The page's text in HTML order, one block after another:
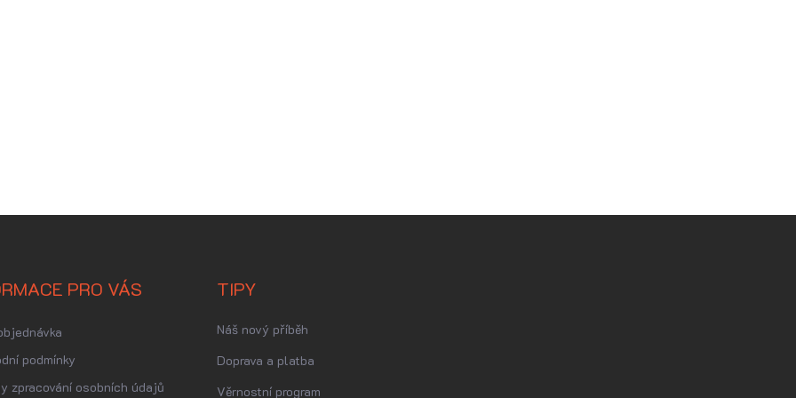
PRO VÁS
podmínky
zpracování osobních údajů
TIPY
Náš nový příběh
Doprava a platba
Věrnostní program